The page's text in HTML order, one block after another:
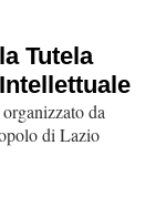
Tutela
da
di Lazio